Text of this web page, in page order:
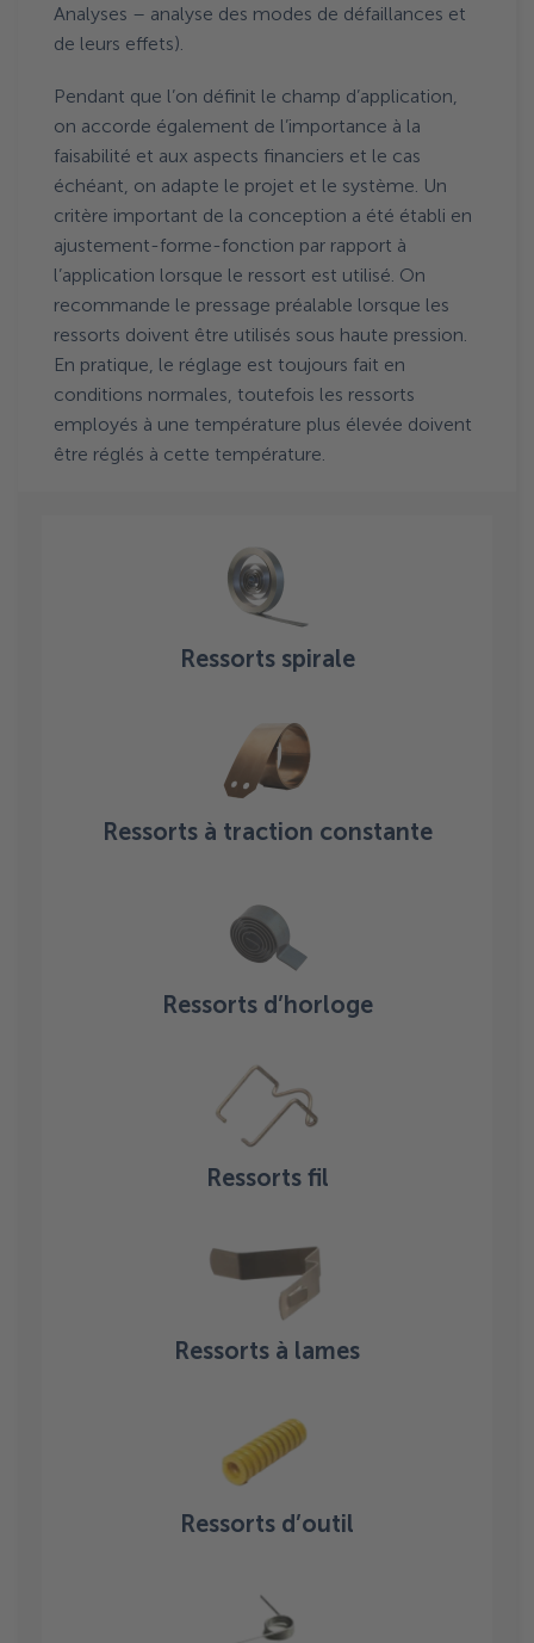
Analyses – analyse des modes de défaillances et
de leurs effets).
Pendant que l’on définit le champ d’application,
on accorde également de l’importance à la
faisabilité et aux aspects financiers et le cas
échéant, on adapte le projet et le système. Un
critère important de la conception a été établi en
ajustement-forme-fonction par rapport à
l’application lorsque le ressort est utilisé. On
recommande le pressage préalable lorsque les
ressorts doivent être utilisés sous haute pression.
En pratique, le réglage est toujours fait en
conditions normales, toutefois les ressorts
employés à une température plus élevée doivent
être réglés à cette température.
Ressorts spirale
Ressorts à traction constante
Ressorts d’horloge
Ressorts fil
Ressorts à lames
Ressorts d’outil